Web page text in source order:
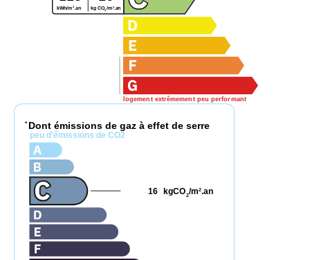
logement extrêmement peu performant
kWh/m 2 .an kg CO2/m2.an
* Dont émissions de gaz à effet de serre
peu d'émissions de CO2
kgCO2/m2.an
16